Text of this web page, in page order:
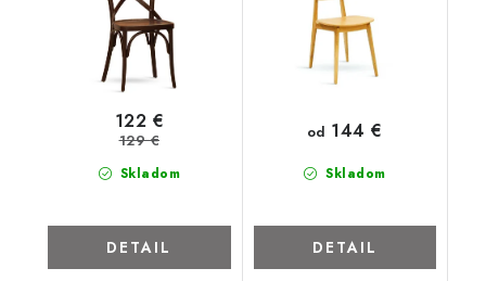
Napíšte nám
Obchodné podmienky
Hodnotenie obchodu
Odstúpenie od zmluvy - vrátenie
Skladom
122 €
129 €
DETAIL
Skladom
od 144 €
DETAIL